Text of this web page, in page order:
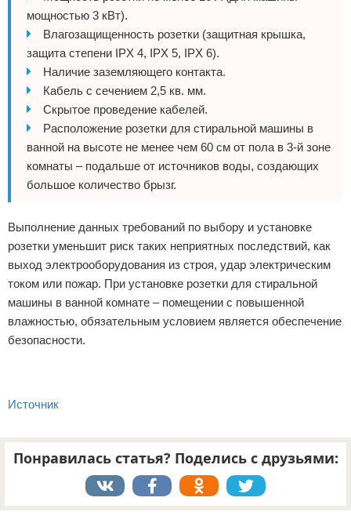
мощностью 3 кВт).
Влагозащищенность розетки (защитная крышка,
защита степени IPX 4, IPX 5, IPX 6).
Наличие заземляющего контакта.
Кабель с сечением 2,5 кв. мм.
Скрытое проведение кабелей.
Расположение розетки для стиральной машины в
ванной на высоте не менее чем 60 см от пола в 3-й зоне
комнаты – подальше от источников воды, создающих
большое количество брызг.
Выполнение данных требований по выбору и установке
розетки уменьшит риск таких неприятных последствий, как
выход электрооборудования из строя, удар электрическим
током или пожар. При установке розетки для стиральной
машины в ванной комнате – помещении с повышенной
влажностью, обязательным условием является обеспечение
безопасности.
Источник
Понравилась статья? Поделись с друзьями: